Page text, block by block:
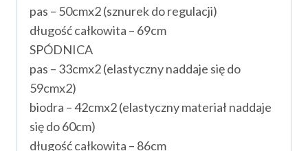
pas – 50cmx2 (sznurek do regulacji)
długość całkowita – 69cm
SPÓDNICA
pas – 33cmx2 (elastyczny naddaje się do
59cmx2)
biodra – 42cmx2 (elastyczny materiał naddaje
się do 60cm)
długość całkowita – 86cm